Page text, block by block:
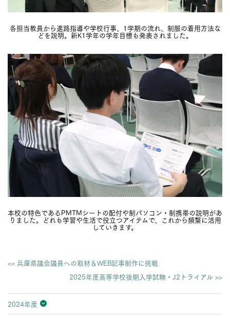
各担当教員から進路指導や学校行事、1学期の流れ、制服の着用方法な
どを説明。新K1学年の学年目標も発表されました。
本校の特色であるPMTMシートの配付や制パソコン・制携帯の説明があ
りました。どれも学習や生活で役立つアイテムで、これから頻繫に活用
していきます。
<< 兵庫県議会議員への取材＆WEB記事制作に挑戦
2025年度高等学校後期入学試験・J2トライアル >>
2024年度
2026年度
2025年度
2024年度
2023年度
2022年度
2021年度
2020年度
2019年度
2018年度
2017年度
2016年度
2015年度
2014年度
2013年度